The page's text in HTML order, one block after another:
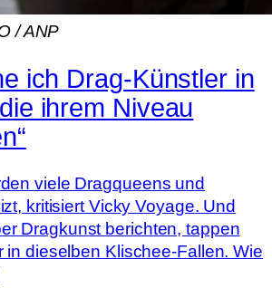
/ ANP
ich Drag-Künstler in
ihrem Niveau
viele Dragqueens und
kritisiert Vicky Voyage. Und
Dragkunst berichten, tappen
in dieselben Klischee-Fallen. Wie